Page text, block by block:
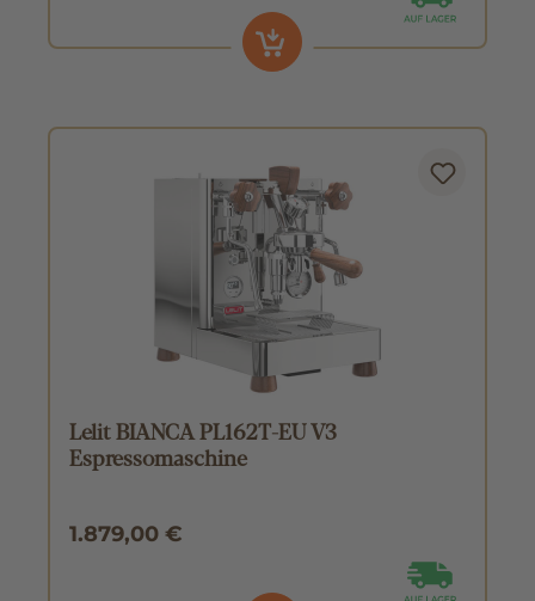
Lelit BIANCA PL162T-EU V3
Espressomaschine
1.879,00 €